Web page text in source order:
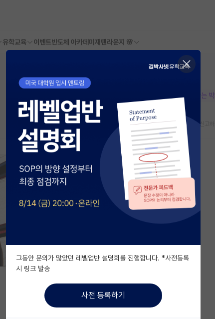
유학교육 이벤트반도체 아카데미 재팬라운지 🌸
본문이 수정되지 않는
스크랩 신고
그동안 문의가 많았던 레벨업반 설명회를 진행합니다. *사전등록
시 링크 발송
사전 등록하기